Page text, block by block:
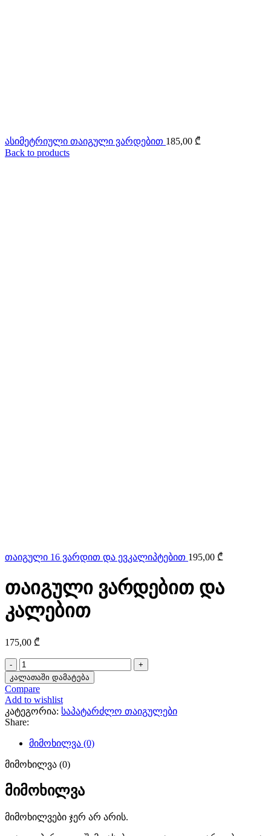
ასიმეტრიული თაიგული ვარდებით 185,00 ₾
Back to products
თაიგული 16 ვარდით და ევკალიპტებით 195,00 ₾
თაიგული ვარდებით და
კალებით
175,00 ₾
რაოდენობა:
თაიგული
ვარდებით
და
კალებით
კალათაში დამატება
Compare
Add to wishlist
კატეგორია: საპატარძლო თაიგულები
Share:
მიმოხილვა (0)
მიმოხილვა (0)
მიმოხილვა
მიმოხილვები ჯერ არ არის.